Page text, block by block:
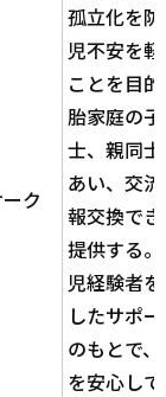
ク
孤立化を
児不安を
ことを目
胎家庭の
士、親同
あい、交
報交換で
提供する
児経験者
したサポ
のもとで
を安心し